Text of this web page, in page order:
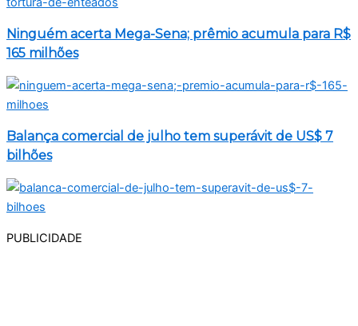
Ninguém acerta Mega-Sena; prêmio acumula para R$
165 milhões
Balança comercial de julho tem superávit de US$ 7
bilhões
PUBLICIDADE